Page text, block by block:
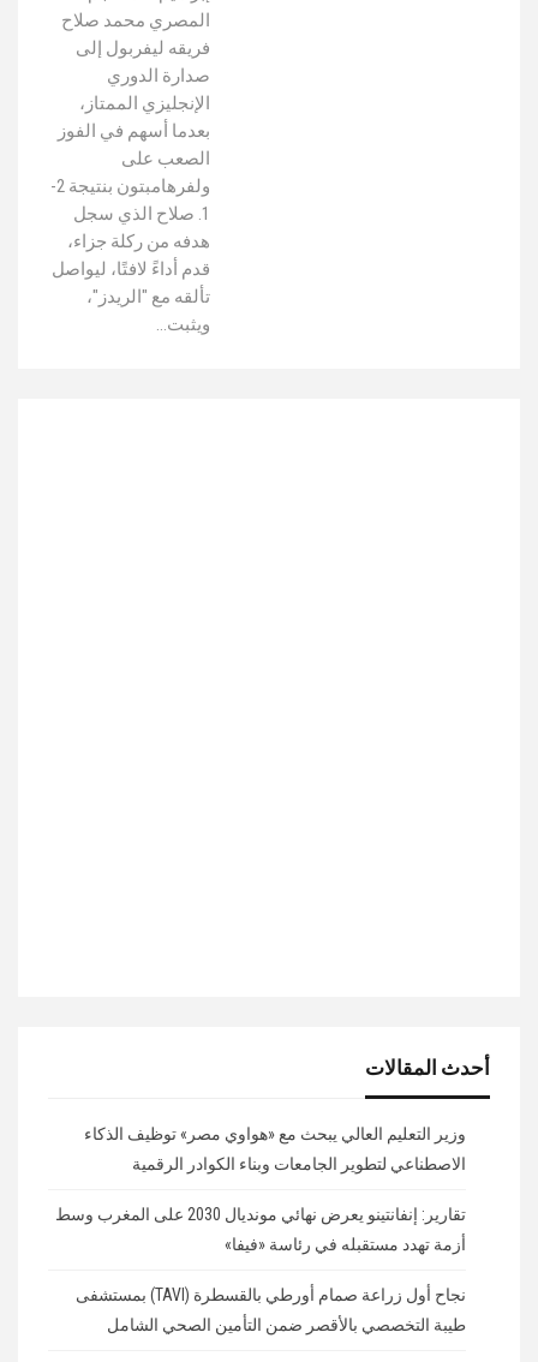
المصري محمد صلاح
فريقه ليفربول إلى
صدارة الدوري
الإنجليزي الممتاز،
بعدما أسهم في الفوز
الصعب على
ولفرهامبتون بنتيجة 2-
1. صلاح الذي سجل
هدفه من ركلة جزاء،
قدم أداءً لافتًا، ليواصل
تألقه مع "الريدز"،
ويثبت…
أحدث المقالات
وزير التعليم العالي يبحث مع «هواوي مصر» توظيف الذكاء
الاصطناعي لتطوير الجامعات وبناء الكوادر الرقمية
تقارير: إنفانتينو يعرض نهائي مونديال 2030 على المغرب وسط
أزمة تهدد مستقبله في رئاسة «فيفا»
نجاح أول زراعة صمام أورطي بالقسطرة (TAVI) بمستشفى
طيبة التخصصي بالأقصر ضمن التأمين الصحي الشامل